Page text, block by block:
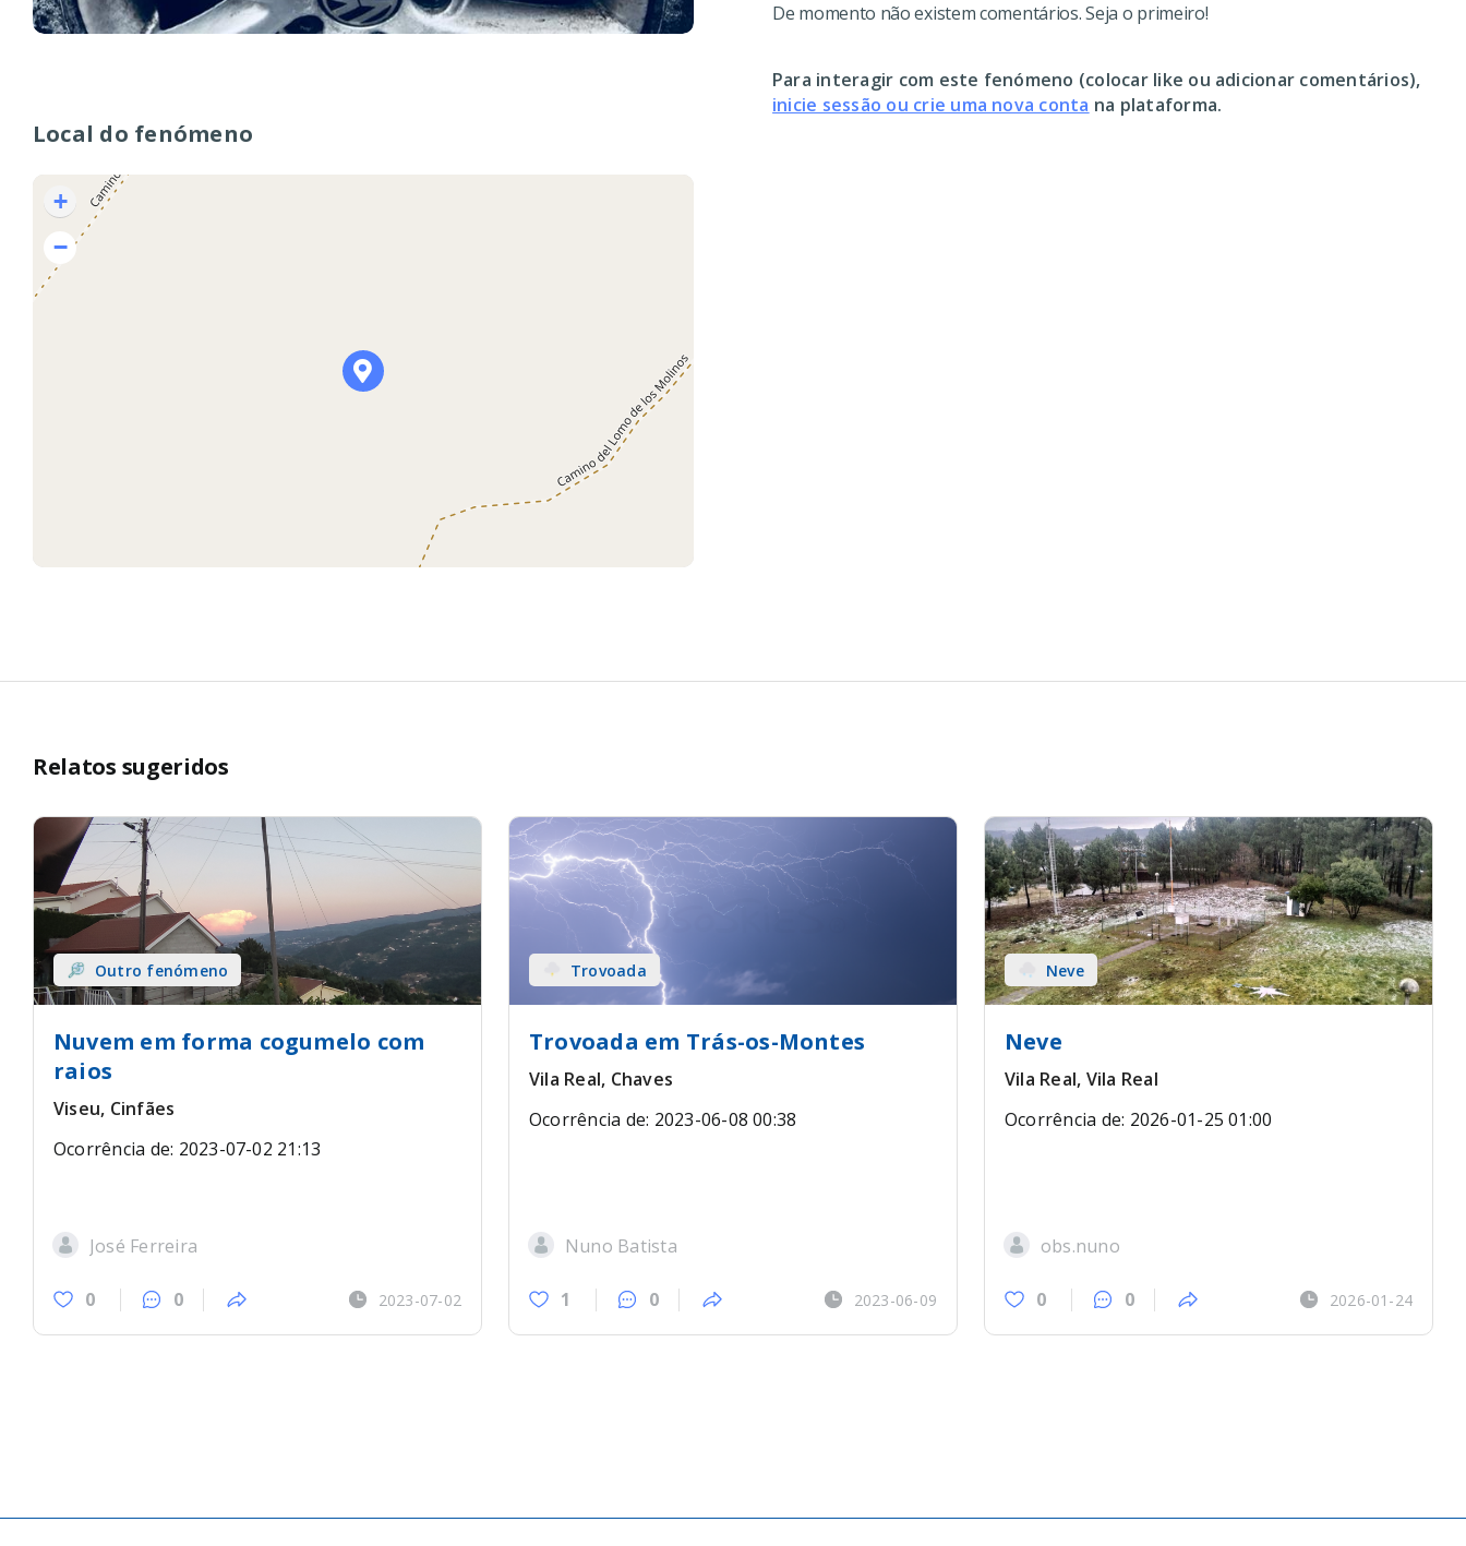
Local do fenómeno
+
−
De momento não existem comentários. Seja o primeiro!
Para interagir com este fenómeno (colocar like ou adicionar comentários),
inicie sessão ou crie uma nova conta na plataforma.
Relatos sugeridos
Outro fenómeno
Nuvem em forma cogumelo com
raios
Viseu, Cinfães
Ocorrência de: 2023-07-02 21:13
José Ferreira
0 0 2023-07-02
Trovoada
Trovoada em Trás-os-Montes
Vila Real, Chaves
Ocorrência de: 2023-06-08 00:38
Nuno Batista
1 0 2023-06-09
Neve
Neve
Vila Real, Vila Real
Ocorrência de: 2026-01-25 01:00
obs.nuno
0 0 2026-01-24